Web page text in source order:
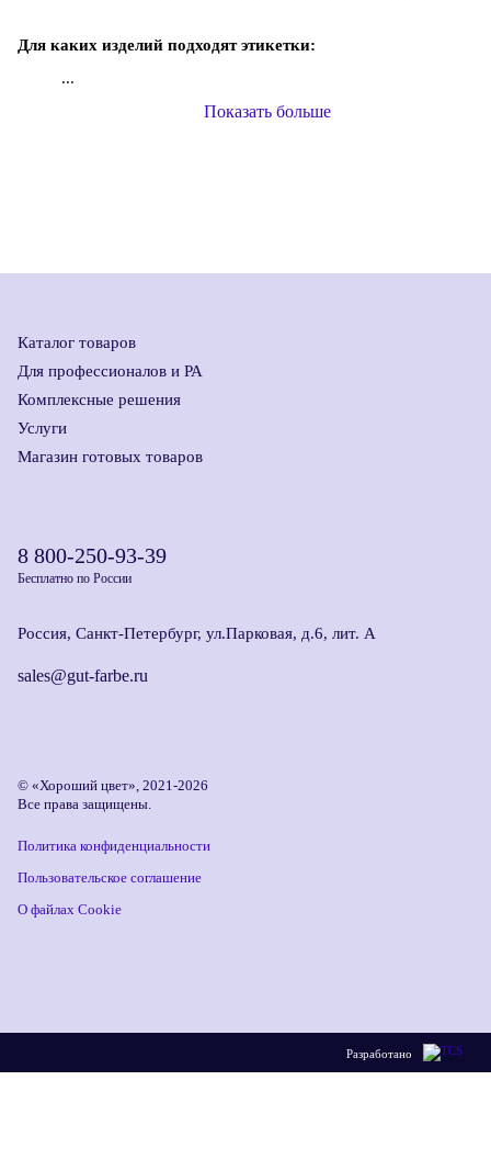
Для каких изделий подходят этикетки:
...
Показать больше
Каталог товаров
Для профессионалов и РА
Комплексные решения
Услуги
Магазин готовых товаров
8 800-250-93-39
Бесплатно по России
Россия, Санкт-Петербург, ул.Парковая, д.6, лит. А
sales@gut-farbe.ru
© «Хороший цвет», 2021-2026
Все права защищены.
Политика конфиденциальности
Пользовательское соглашение
О файлах Cookie
Разработано